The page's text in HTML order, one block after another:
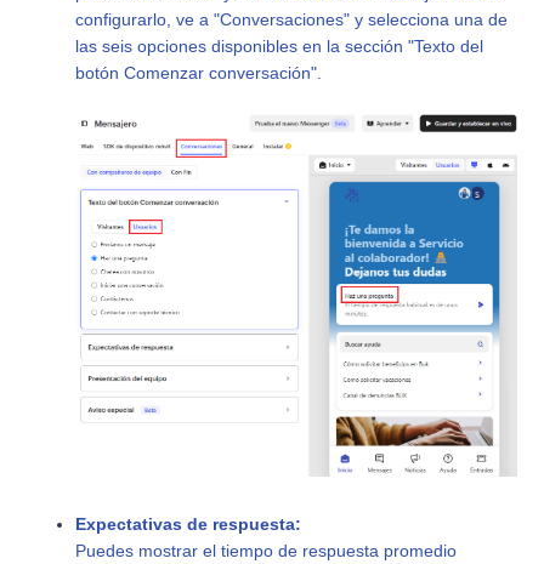
configurarlo, ve a "Conversaciones" y selecciona una de
las seis opciones disponibles en la sección "Texto del
botón Comenzar conversación".
Expectativas de respuesta:
Puedes mostrar el tiempo de respuesta promedio